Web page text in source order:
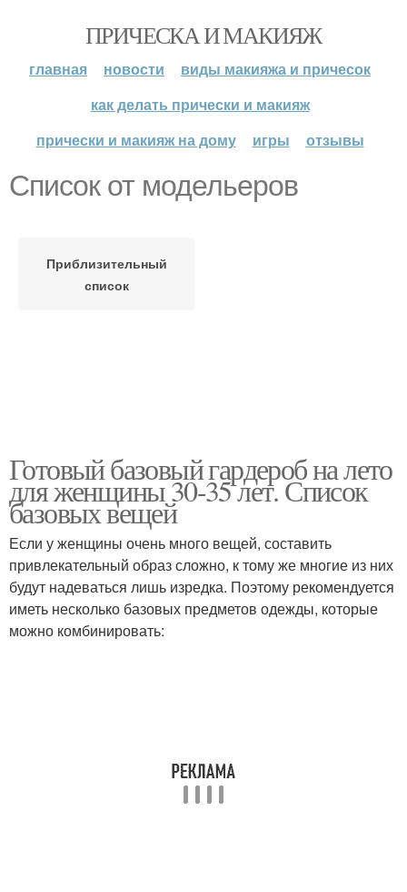
ПРИЧЕСКА И МАКИЯЖ
главная новости
виды макияжа и причесок
как делать прически и макияж
прически и макияж на дому
игры отзывы
Список от модельеров
Приблизительный
список
Готовый базовый гардероб на лето
для женщины 30-35 лет. Список
базовых вещей
Если у женщины очень много вещей, составить
привлекательный образ сложно, к тому же многие из них
будут надеваться лишь изредка. Поэтому рекомендуется
иметь несколько базовых предметов одежды, которые
можно комбинировать: